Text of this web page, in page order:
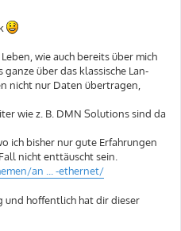
wie auch bereits über mich
über das klassische Lan-
nicht nur Daten übertragen,
wie z. B. DMN Solutions sind da
ich bisher nur gute Erfahrungen
nicht enttäuscht sein.
an ... -ethernet/
und hoffentlich hat dir dieser